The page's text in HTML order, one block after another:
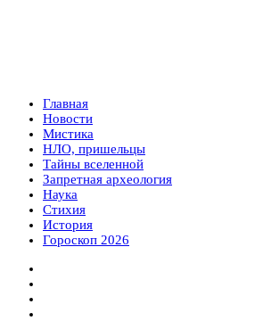
Главная
Новости
Мистика
НЛО, пришельцы
Тайны вселенной
Запретная археология
Наука
Стихия
История
Гороскоп 2026